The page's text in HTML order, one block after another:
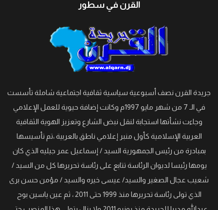
القرن في سطور
جريدة القرن نصف أسبوعية سياسية ثقافية اجتماعية شاملة تأسست
في الـ 7 من شهر مايو 1997م وكانت إضافة حيوية للعمل الإعلامي
وجاءت نشأتها استجابة لنقل نبض الشارع وتعزيز الهوية الثقافية
العربية الإسلامية كأول منبر إعلامي ناطق بالعربية ،تم تأسيسها
بمبادرة من رئيس الجمهورية السيد / إسماعيل عمر جيليه الذي كان
يومها رئيسا لديوان الرئاسة تتابع على رئاسة تحريرها كل من السيد /
شعيب عجال الصغير والسيد/ عيسى خيره والسيد / مؤمن حسن برى
الذي تولى رئاسة تحريرها منذ 1999 حتى 2011 ، ثم عين ياسين بوح